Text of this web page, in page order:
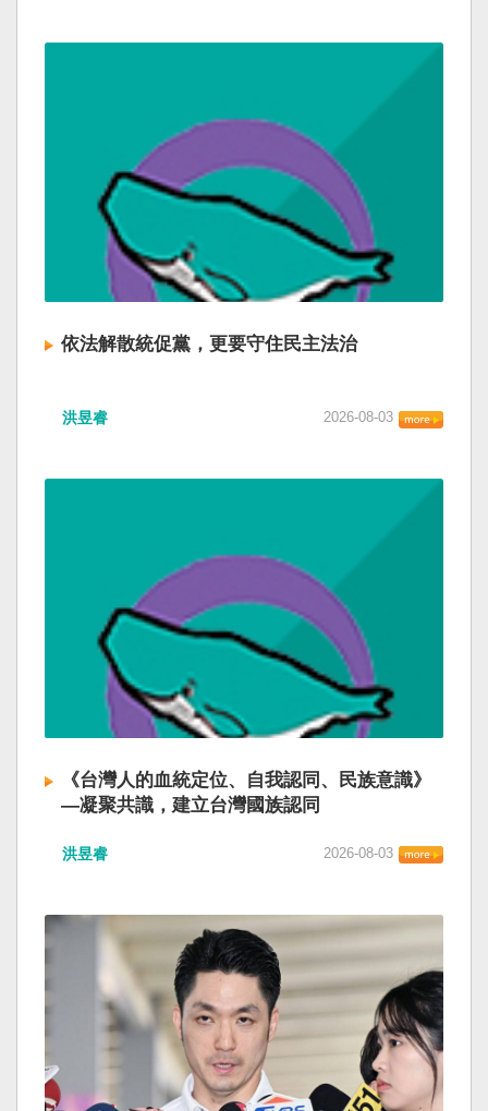
依法解散統促黨，更要守住民主法治
洪昱睿 2026-08-03
《台灣人的血統定位、自我認同、民族意識》
—凝聚共識，建立台灣國族認同
洪昱睿 2026-08-03